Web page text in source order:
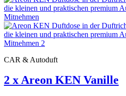
CAR & Autoduft
2 x Areon KEN Vanille